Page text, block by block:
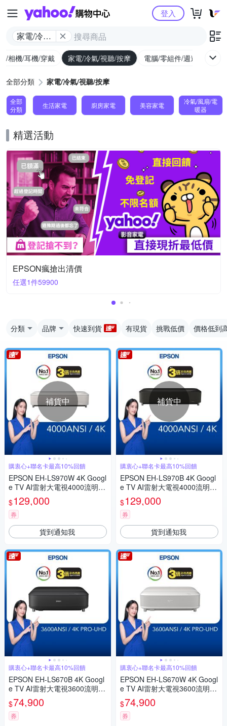
Yahoo購物中心
家電/冷氣/
登入
/相機/耳機/穿戴 家電/冷氣/視聽/按摩 電腦/零組件/週邊/遊戲
全部分類 家電/冷氣/視聽/按摩
全部
分類
生活家電 廚房家電 美容家電
冷氣/風扇/電
暖器
精選活動
EPSON瘋搶出清價
任選1件59900
分類 品牌 快速到貨 有現貨 挑戰低價 價格低到
補貨中
購衷心+聯名卡最高10%回饋
EPSON EH-LS970W 4K Googl
e TV AI雷射大電視4000流明
白
$129,000
券
貨到通知我
購衷心+聯名卡最高10%回饋
EPSON EH-LS670B 4K Googl
e TV AI雷射大電視3600流明
黑
$74,900
券
補貨中
購衷心+聯名卡最高10%回饋
EPSON EH-LS970B 4K Googl
e TV AI雷射大電視4000流明
黑
$129,000
券
貨到通知我
購衷心+聯名卡最高10%回饋
EPSON EH-LS670W 4K Googl
e TV AI雷射大電視3600流明
白
$74,900
券